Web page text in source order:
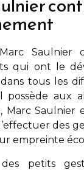
Marc Saulnier
qui ont le
tous les
possède aux
Marc Saulnier
des
empreinte
petits